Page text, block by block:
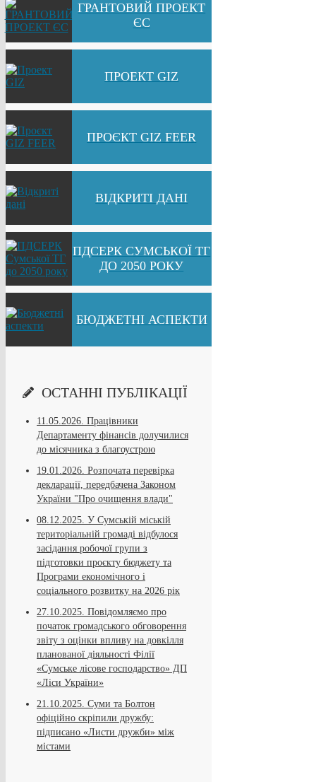
ГРАНТОВИЙ ПРОЕКТ
ЄС
ПРОЕКТ GIZ
ПРОЄКТ GIZ FEER
ВІДКРИТІ ДАНІ
ПДСЕРК СУМСЬКОЇ ТГ
ДО 2050 РОКУ
БЮДЖЕТНІ АСПЕКТИ
ОСТАННІ ПУБЛІКАЦІЇ
11.05.2026. Працівники
Департаменту фінансів долучилися
до місячника з благоустрою
19.01.2026. Розпочата перевірка
декларації, передбачена Законом
України "Про очищення влади"
08.12.2025. У Сумській міській
територіальній громаді відбулося
засідання робочої групи з
підготовки проєкту бюджету та
Програми економічного і
соціального розвитку на 2026 рік
27.10.2025. Повідомляємо про
початок громадського обговорення
звіту з оцінки впливу на довкілля
планованої діяльності Філії
«Сумське лісове господарство» ДП
«Ліси України»
21.10.2025. Суми та Болтон
офіційно скріпили дружбу:
підписано «Листи дружби» між
містами